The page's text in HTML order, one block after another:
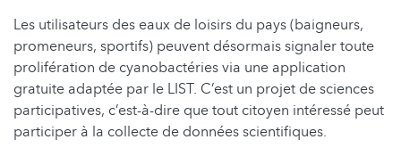
Les utilisateurs des eaux de loisirs du pays (baigneurs,
promeneurs, sportifs) peuvent désormais signaler toute
prolifération de cyanobactéries via une application
gratuite adaptée par le LIST. C’est un projet de sciences
participatives, c’est-à-dire que tout citoyen intéressé peut
participer à la collecte de données scientifiques.